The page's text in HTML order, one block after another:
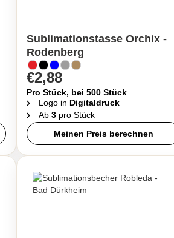
Sublimationstasse Orchix -
Rodenberg
€2,88
Pro Stück, bei 500 Stück
Logo in Digitaldruck
Ab 3pro Stück
Meinen Preis berechnen